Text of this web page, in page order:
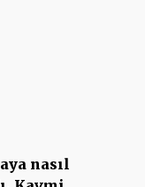
nasıl